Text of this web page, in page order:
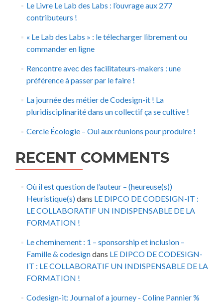
Le Livre Le Lab des Labs : l’ouvrage aux 277
contributeurs !
« Le Lab des Labs » : le télecharger librement ou
commander en ligne
Rencontre avec des facilitateurs-makers : une
préférence à passer par le faire !
La journée des métier de Codesign-it ! La
pluridisciplinarité dans un collectif ça se cultive !
Cercle Écologie – Oui aux réunions pour produire !
RECENT COMMENTS
Où il est question de l’auteur – (heureuse(s))
Heuristique(s)dans LE DIPCO DE CODESIGN-IT :
LE COLLABORATIF UN INDISPENSABLE DE LA
FORMATION !
Le cheminement : 1 – sponsorship et inclusion –
Famille & codesigndans LE DIPCO DE CODESIGN-
IT : LE COLLABORATIF UN INDISPENSABLE DE LA
FORMATION !
Codesign-it: Journal of a journey - Coline Pannier %